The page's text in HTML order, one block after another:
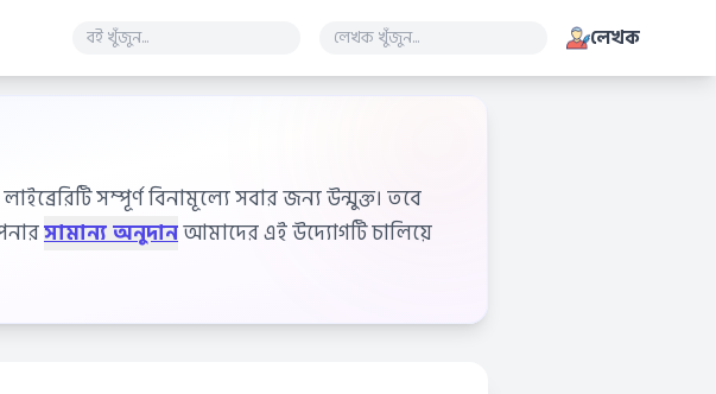
লেখক
সম্পূর্ণ বিনামূল্যে সবার জন্য উন্মুক্ত। তবে
সামান্য অনুদানআমাদের এই উদ্যোগটি চালিয়ে